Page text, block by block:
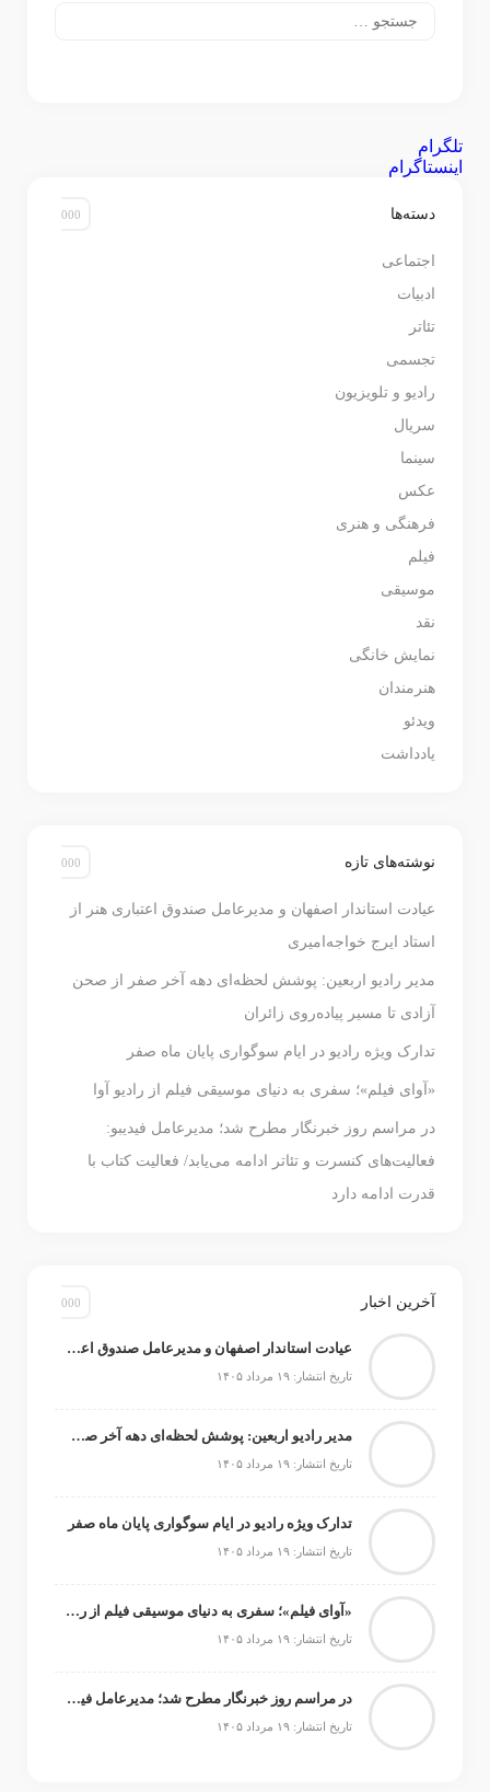
برای:
تلگرام
اینستاگرام
دسته‌ها
اجتماعی
ادبیات
تئاتر
تجسمی
رادیو و تلویزیون
سریال
سینما
عکس
فرهنگی و هنری
فیلم
موسیقی
نقد
نمایش خانگی
هنرمندان
ویدئو
یادداشت
نوشته‌های تازه
عیادت استاندار اصفهان و مدیرعامل صندوق اعتباری هنر از
استاد ایرج خواجه‌امیری
مدیر رادیو اربعین: پوشش لحظه‌ای دهه آخر صفر از صحن
آزادی تا مسیر پیاده‌روی زائران
تدارک ویژه رادیو در ایام سوگواری پایان ماه صفر
«آوای فیلم»؛ سفری به دنیای موسیقی فیلم از رادیو آوا
در مراسم روز خبرنگار مطرح شد؛ مدیرعامل فیدیبو:
فعالیت‌های کنسرت و تئاتر ادامه می‌یابد/ فعالیت کتاب با
قدرت ادامه دارد
آخرین اخبار
عیادت استاندار اصفهان و مدیرعامل صندوق اعتباری هنر از استاد ایرج خواجه‌امیری
تاریخ انتشار: ۱۹ مرداد ۱۴۰۵
مدیر رادیو اربعین: پوشش لحظه‌ای دهه آخر صفر از صحن آزادی تا مسیر پیاده‌روی زائران
تاریخ انتشار: ۱۹ مرداد ۱۴۰۵
تدارک ویژه رادیو در ایام سوگواری پایان ماه صفر
تاریخ انتشار: ۱۹ مرداد ۱۴۰۵
«آوای فیلم»؛ سفری به دنیای موسیقی فیلم از رادیو آوا
تاریخ انتشار: ۱۹ مرداد ۱۴۰۵
در مراسم روز خبرنگار مطرح شد؛ مدیرعامل فیدیبو: فعالیت‌های کنسرت و تئاتر ادامه می‌یابد/ فعالیت کتاب با قدرت ادامه دارد
تاریخ انتشار: ۱۹ مرداد ۱۴۰۵